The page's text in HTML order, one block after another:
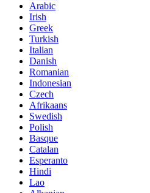
Arabic
Irish
Greek
Turkish
Italian
Danish
Romanian
Indonesian
Czech
Afrikaans
Swedish
Polish
Basque
Catalan
Esperanto
Hindi
Lao